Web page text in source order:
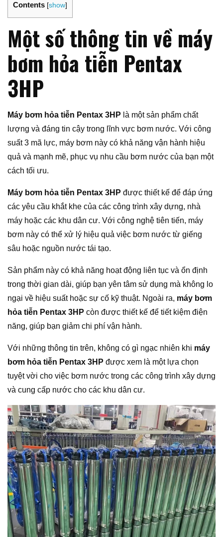
Contents [show]
Một số thông tin về máy
bơm hỏa tiễn Pentax
3HP
Máy bơm hỏa tiễn Pentax 3HP là một sản phẩm chất
lượng và đáng tin cậy trong lĩnh vực bơm nước. Với công
suất 3 mã lực, máy bơm này có khả năng vận hành hiệu
quả và mạnh mẽ, phục vụ nhu cầu bơm nước của bạn một
cách tối ưu.
Máy bơm hỏa tiễn Pentax 3HP được thiết kế để đáp ứng
các yêu cầu khắt khe của các công trình xây dựng, nhà
máy hoặc các khu dân cư. Với công nghệ tiên tiến, máy
bơm này có thể xử lý hiệu quả việc bơm nước từ giếng
sâu hoặc nguồn nước tái tạo.
Sản phẩm này có khả năng hoạt động liên tục và ổn định
trong thời gian dài, giúp bạn yên tâm sử dụng mà không lo
ngại về hiệu suất hoặc sự cố kỹ thuật. Ngoài ra, máy bơm
hỏa tiễn Pentax 3HP còn được thiết kế để tiết kiệm điện
năng, giúp bạn giảm chi phí vận hành.
Với những thông tin trên, không có gì ngạc nhiên khi máy
bơm hỏa tiễn Pentax 3HP được xem là một lựa chọn
tuyệt vời cho việc bơm nước trong các công trình xây dựng
và cung cấp nước cho các khu dân cư.